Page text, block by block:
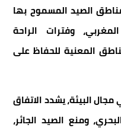
الصيد المسموح بها
وفترات الراحة
المعنية للحفاظ على
البيئة، يشدد الاتفاق
ومنع الصيد الجائر،